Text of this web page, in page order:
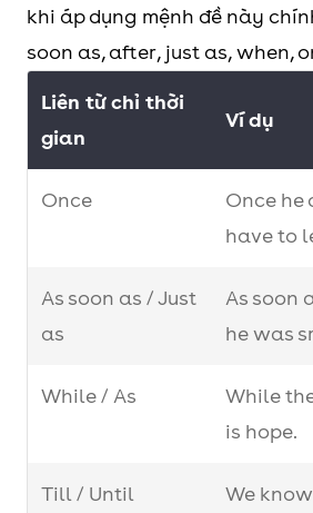
khi áp dụng mệnh đề này
soon as, after, just as, when,
Liên từ chỉ thời
gian
Ví dụ
Once
Once he
have to
As soon as / Just
as
As soon
he was
While / As
While
is hope.
Till / Until
We